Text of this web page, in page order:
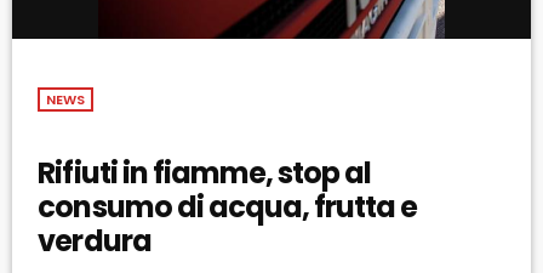
NEWS
Rifiuti in fiamme, stop al
consumo di acqua, frutta e
verdura